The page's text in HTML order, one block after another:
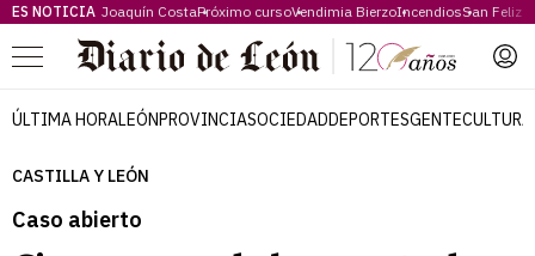
ES NOTICIA Joaquín CostaPróximo cursoVendimia BierzoIncendiosSan Feliz
Menú
ÚLTIMA HORALEÓNPROVINCIASOCIEDADDEPORTESGENTECULTURA
CASTILLA Y LEÓN
Caso abierto